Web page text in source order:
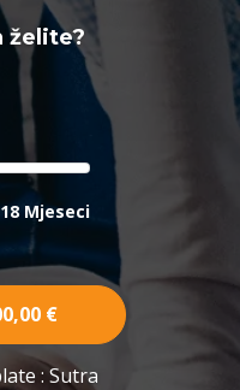
želite?
18 Mjeseci
€
: Sutra